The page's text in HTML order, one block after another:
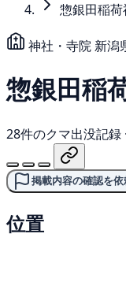
惣銀田稲荷
神社・寺院 新潟
惣銀田稲
28件のクマ出没記録 ·
掲載内容の確認を依
位置